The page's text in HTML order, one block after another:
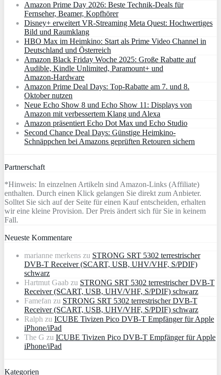
Amazon Prime Day 2026: Beste Technik-Deals für
Fernseher, Beamer, Kopfhörer
Disney+ erweitert VR‑Streaming Meta Quest: Hochwertiges
Bild und Raumklang
HBO Max im Heimkino: Start als Prime Video Channel in
Deutschland und Österreich
Amazon Black Friday Woche 2025: Große Rabatte auf
Audible, Kindle Unlimited, Paramount+ und
Amazon‑Hardware
Amazon Prime Deal Days: Top-Rabatte am 7. und 8.
Oktober nutzen
Neue Echo Show 8 und Echo Show 11: Displays von
Amazon mit verbessertem Klang und Alexa
Amazon präsentiert Echo Dot Max und Echo Studio
Second Chance Deal Days: Günstige Heimkino-
Schnäppchen bei Amazons geprüften Retouren sichern
Partnerschaft
*Hinweis: In einzelnen Artikeln sind Amazon-Links (Affiliate)
enthalten. Durch einen Klick gelangen Sie direkt zum Anbieter.
Solltet Sie sich auf der Seite für einen Kauf entscheiden, erhalten
wir eine kleine Provision. Der Preis ändert sich für Sie in keinem
Fall.
Neueste Kommentare
marianne merkens zu STRONG SRT 5302 terrestrischer
DVB-T Receiver (SCART, USB, UHV/VHF, S/PDIF)
schwarz
Hartmut Gaab zu STRONG SRT 5302 terrestrischer DVB-T
Receiver (SCART, USB, UHV/VHF, S/PDIF) schwarz
Famefan zu STRONG SRT 5302 terrestrischer DVB-T
Receiver (SCART, USB, UHV/VHF, S/PDIF) schwarz
Ralph zu ICUBE Tivizen Pico DVB-T Empfänger für Apple
iPhone/iPad
The G zu ICUBE Tivizen Pico DVB-T Empfänger für Apple
iPhone/iPad
Kategorien